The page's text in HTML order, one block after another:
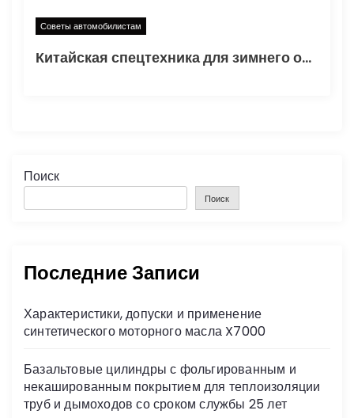
Советы автомобилистам
Китайская спецтехника для зимнего обслуживания дорог: как правильно подготовить автомобильные трассы к сезону
Поиск
Поиск
Последние Записи
Характеристики, допуски и применение
синтетического моторного масла X7000
Базальтовые цилиндры с фольгированным и
некашированным покрытием для теплоизоляции
труб и дымоходов со сроком службы 25 лет